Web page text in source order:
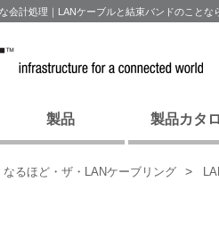
会計処理｜LANケーブルと結束バンドのことな
製品 製品カタ
なるほど・ザ・LANケーブリング